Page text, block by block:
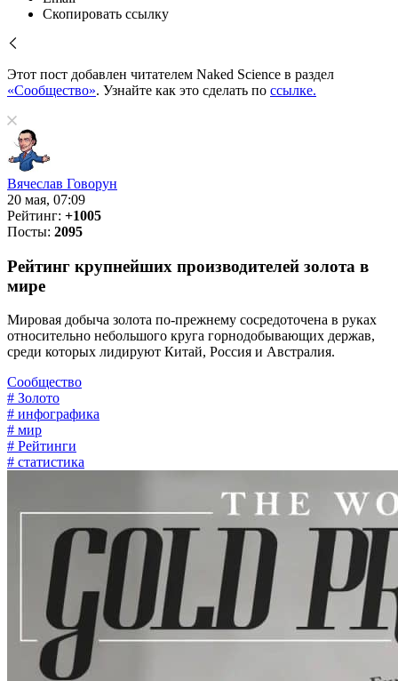
Скопировать ссылку
Этот пост добавлен читателем Naked Science в раздел
«Сообщество». Узнайте как это сделать по ссылке.
Вячеслав Говорун
20 мая, 07:09
Рейтинг: +1005
Посты: 2095
Рейтинг крупнейших производителей золота в
мире
Мировая добыча золота по-прежнему сосредоточена в руках
относительно небольшого круга горнодобывающих держав,
среди которых лидируют Китай, Россия и Австралия.
Сообщество
# Золото
# инфографика
# мир
# Рейтинги
# статистика